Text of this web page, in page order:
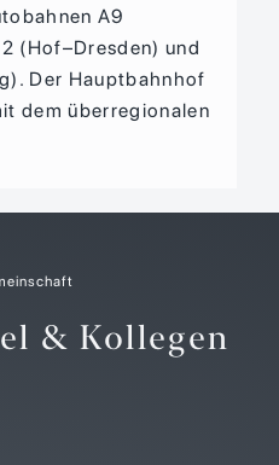
A9
(Hof–Dresden) und
Der Hauptbahnhof
dem überregionalen
& Kollegen